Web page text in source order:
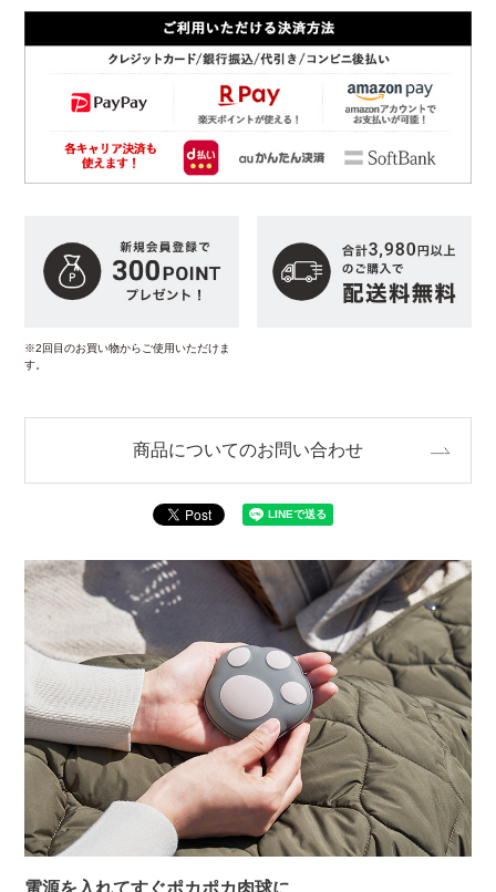
※2回目のお買い物からご使用いただけま
す。
商品についてのお問い合わせ